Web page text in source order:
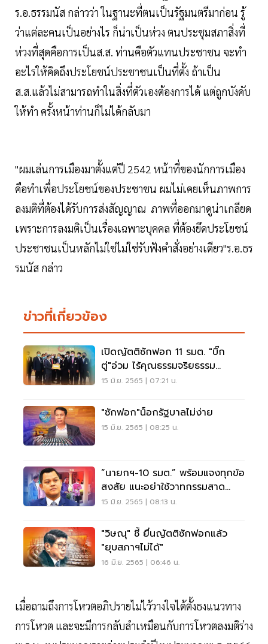
ร.อ.ธรรมนัส กล่าวว่า ในฐานะที่ตนเป็นรัฐมนตรีมาก่อน รู้
ว่าแต่ละคนเป็นอย่างไร ก็น่าเป็นห่วง ตนประชุมสภาสิ่งที่
ห่วงที่สุดคือการเป็นส.ส. ท่านคือตัวแทนประชาชน จะทำ
อะไรให้คิดถึงประโยชน์ประชาชนเป็นที่ตั้ง ถ้าเป็น
ส.ส.แล้วไม่สามารถทำในสิ่งที่ตัวเองต้องการได้ แต่ถูกบังคับ
ให้ทำ ครั้งหน้าท่านก็ไม่ได้กลับมา
"ผมเล่นการเมืองมาตั้งแต่ปี 2542 หน้าที่ของนักการเมือง
คือทำเพื่อประโยชน์ของประชาชน ผมไม่เคยเห็นภาพการ
ลงมติที่ต้องได้รับการส่งสัญญาณ ภาพที่ออกมาดูน่าเกลียด
เพราะการลงมติเป็นเรื่องเฉพาะบุคคล ที่ต้องยึดประโยชน์
ประชาชนเป็นหลักไม่ใช่ไม่ใช่รับฟังคำสั่งอย่างเดียว"ร.อ.ธร
รมนัส กล่าว
ข่าวที่เกี่ยวข้อง
เปิดญัตติซักฟอก 11 รมต. "บิ๊ก
ตู่"อ่วม ไร้คุณธรรมจริยธรรม
บริหารล้มเหลว
15 มิ.ย. 2565 | 07:21 น.
"ซักฟอก"น็อกรัฐบาลไม่ง่าย
15 มิ.ย. 2565 | 08:25 น.
“นายกฯ-10 รมต.” พร้อมแจงทุกข้อ
สงสัย แนะอย่าใช้วาทกรรมสาด
โคลนไร้หลักฐาน
15 มิ.ย. 2565 | 08:13 น.
"วิษณุ" ชี้ ยื่นญัตติซักฟอกแล้ว
"ยุบสภาฯไม่ได้"
16 มิ.ย. 2565 | 06:46 น.
เมื่อถามถึงการโหวตอภิปรายไม่ไว้วางใจได้ตั้งธงแนวทาง
การโหวต และจะมีการกลับลำเหมือนกับการโหวตลงมติร่าง